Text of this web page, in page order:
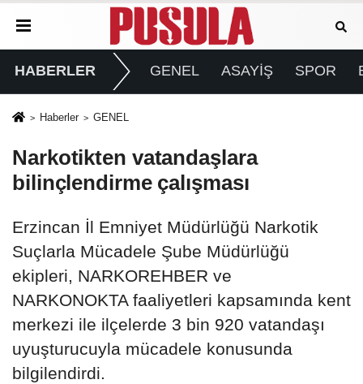
HABERLER GENEL ASAYİŞ SPOR
Haberler GENEL
Narkotikten vatandaşlara
bilinçlendirme çalışması
Erzincan İl Emniyet Müdürlüğü Narkotik
Suçlarla Mücadele Şube Müdürlüğü
ekipleri, NARKOREHBER ve
NARKONOKTA faaliyetleri kapsamında kent
merkezi ile ilçelerde 3 bin 920 vatandaşı
uyuşturucuyla mücadele konusunda
bilgilendirdi.